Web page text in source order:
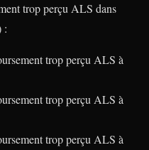
trop perçu ALS dans
:
trop perçu ALS à
trop perçu ALS à
trop perçu ALS à